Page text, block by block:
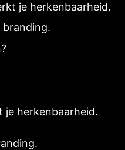
je herkenbaarheid.
branding.
je herkenbaarheid.
.